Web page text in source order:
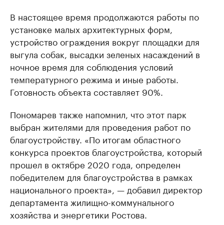
В настоящее время продолжаются работы по
установке малых архитектурных форм,
устройство ограждения вокруг площадки для
выгула собак, высадки зеленых насаждений в
ночное время для соблюдения условий
температурного режима и иные работы.
Готовность объекта составляет 90%.
Пономарев также напомнил, что этот парк
выбран жителями для проведения работ по
благоустройству. «По итогам областного
конкурса проектов благоустройства, который
прошел в октябре 2020 года, определен
победителем для благоустройства в рамках
национального проекта», — добавил директор
департамента жилищно-коммунального
хозяйства и энергетики Ростова.